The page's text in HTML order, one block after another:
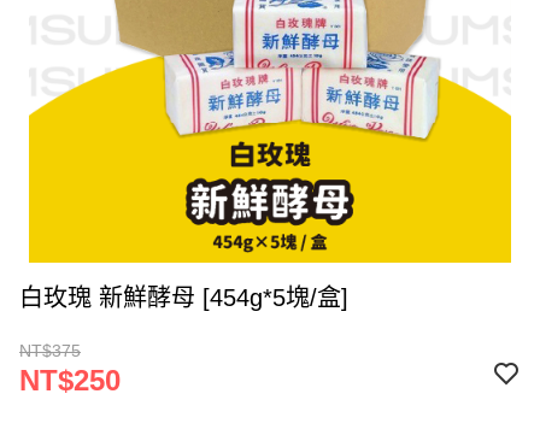
白玫瑰 新鮮酵母 [454g*5塊/盒]
NT$375
NT$250